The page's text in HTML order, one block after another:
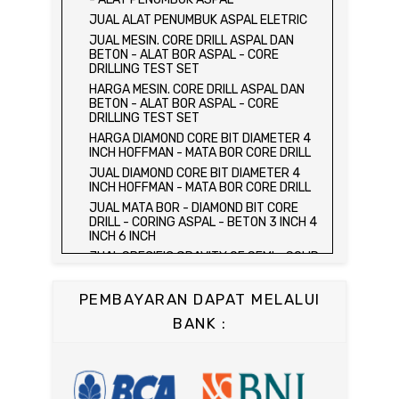
HARGA ALAT UJI FLEXURAL TEST -
HYDRAULIC CONCRETE BEAM TESTING
MACHINE
JUAL ALAT UJI FLEXURAL TEST -
HYDRAULIC CONCRETE BEAM TESTING
MACHINE
HARGA ALAT UJI KUAT TEKAN LENTUR -
HYDRAULIC CONCRETE BEAM TESTING
MACHINE
JUAL ALAT UJI KUAT TEKAN LENTUR -
HYDRAULIC CONCRETE BEAM TESTING
MACHINE
JUAL COMPRESSION MACHINE 2000 KN -
ALAT UJI KUAT TEKAN BETON - TEST
BETON - PRESS BETON
JUAL SLUMP TEST SET - KERUCUT
JUAL CONCRETE CYLINDER MOLD /
CETAKAN SILINDER BETON 15 x 30 cm
JUAL CONCRETE CUBE MOLD / CETAKAN
JUAL COMPRESSION MACHINE 1500 KN /
JUAL ALAT PENUMBUK ASPAL ELETRIC
JUAL MESIN. CORE DRILL ASPAL DAN
BETON - ALAT BOR ASPAL - CORE
DRILLING TEST SET
HARGA MESIN. CORE DRILL ASPAL DAN
BETON - ALAT BOR ASPAL - CORE
DRILLING TEST SET
HARGA DIAMOND CORE BIT DIAMETER 4
INCH HOFFMAN - MATA BOR CORE DRILL
JUAL DIAMOND CORE BIT DIAMETER 4
INCH HOFFMAN - MATA BOR CORE DRILL
JUAL MATA BOR - DIAMOND BIT CORE
DRILL - CORING ASPAL - BETON 3 INCH 4
INCH 6 INCH
JUAL SPECIFIC GRAVITY OF SEMI - SOLID
JUAL DISTILATION OF CUTBACK
ASPHALTS
JUAL WATER CONTENT IN PETROLEUM
JUAL FLASH AND FIRE POINT BY
CLEVELAND OPEN CUP / ALAT UJI TITIK
PEMBAYARAN DAPAT MELALUI
BANK :